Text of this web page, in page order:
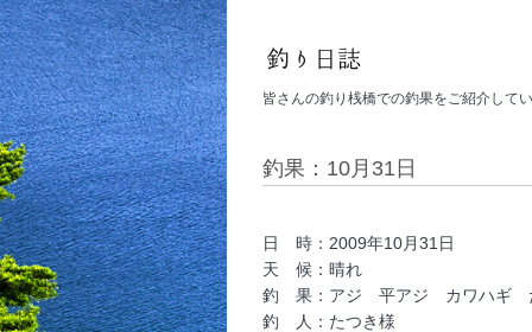
皆さんの釣り桟橋での釣果をご紹介して
釣果：10月31日
日 時：2009年10月31日
天 候：晴れ
釣 果：アジ 平アジ カワハギ
釣 人：たつき様